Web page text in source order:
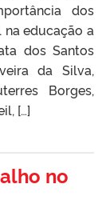
dos
educação a
dos Santos
da Silva,
Borges,
[…]
no